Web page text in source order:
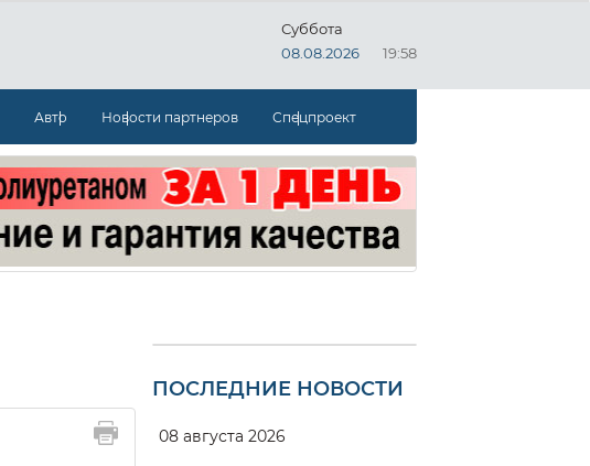
Суббота
08.08.2026
19:58
Авто Новости партнеров Спецпроект
ПОСЛЕДНИЕ НОВОСТИ
08 августа 2026